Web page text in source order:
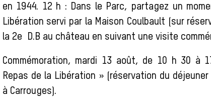
en 1944. 12 h : Dans le Parc, partagez un
Libération servi par la Maison Coulbault (sur
la 2e D.B au château en suivant une visite
Commémoration, mardi 13 août, de 10 h 30 à
Repas de la Libération » (réservation du
à Carrouges).